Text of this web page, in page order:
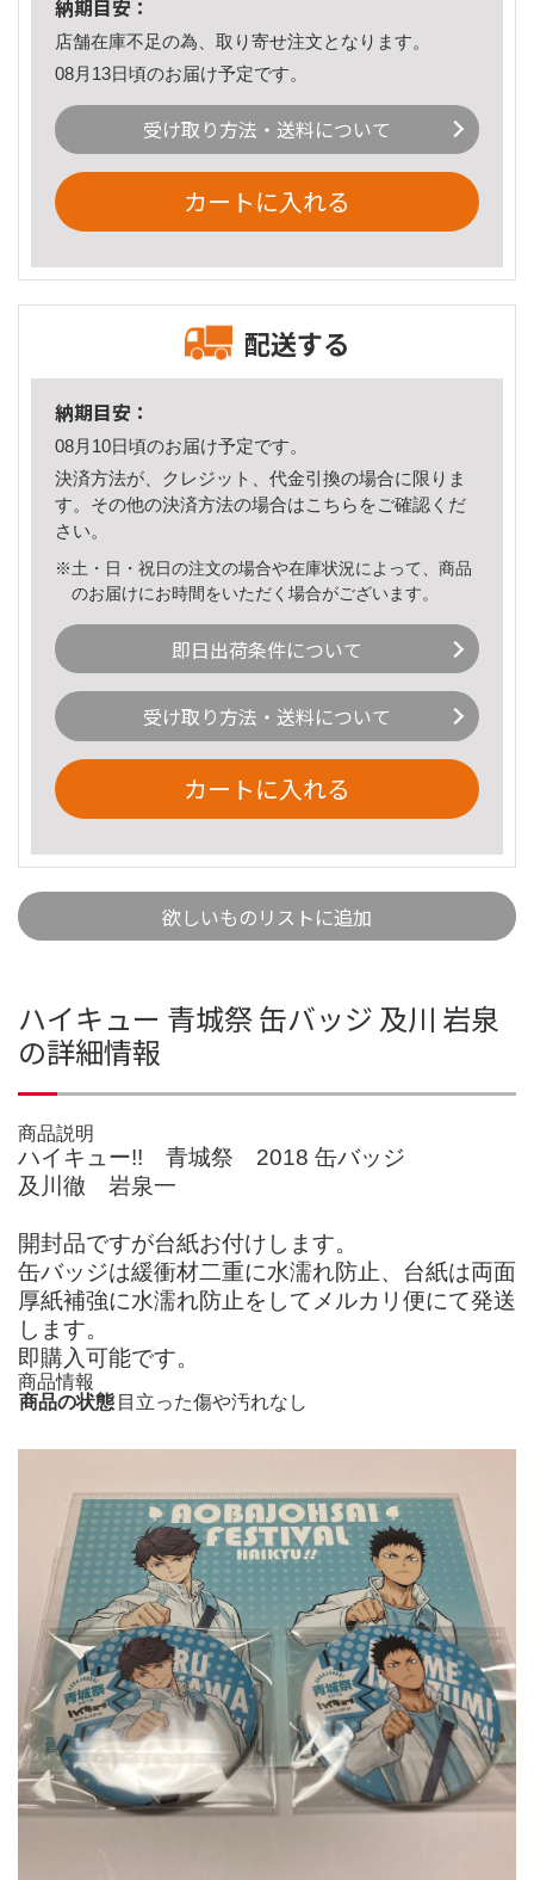
納期目安：
店舗在庫不足の為、取り寄せ注文となります。
08月13日頃のお届け予定です。
受け取り方法・送料について
カートに入れる
配送する
納期目安：
08月10日頃のお届け予定です。
決済方法が、クレジット、代金引換の場合に限りま
す。その他の決済方法の場合はこちら をご確認くだ
さい。
※土・日・祝日の注文の場合や在庫状況によって、商品
のお届けにお時間をいただく場合がございます。
即日出荷条件について
受け取り方法・送料について
カートに入れる
欲しいものリストに追加
ハイキュー 青城祭 缶バッジ 及川 岩泉
の詳細情報
商品説明
ハイキュー!! 青城祭 2018 缶バッジ
及川徹 岩泉一
開封品ですが台紙お付けします。
缶バッジは緩衝材二重に水濡れ防止、台紙は両面
厚紙補強に水濡れ防止をしてメルカリ便にて発送
します。
即購入可能です。
商品情報
商品の状態 目立った傷や汚れなし